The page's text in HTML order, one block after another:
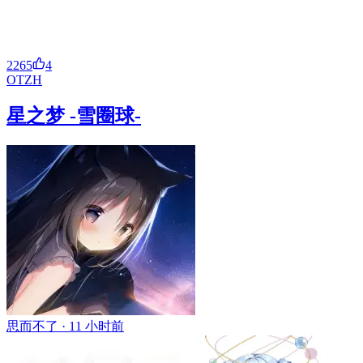
2265
4
OTZH
星之梦 -雪圈球-
思而不了 · 11 小时前